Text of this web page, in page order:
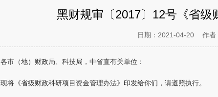
黑财规审〔2017〕12号《省级
日期：2021-04-20 作者
各市（地）财政局、科技局，中省直有关单位：
现将《省级财政科研项目资金管理办法》印发给你们，请遵照执行。